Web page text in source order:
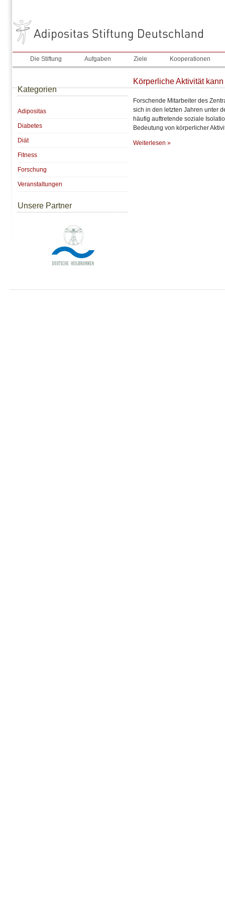
Die Stiftung Aufgaben Ziele Kooperationen
Kategorien
Adipositas
Diabetes
Diät
Fitness
Forschung
Veranstaltungen
Unsere Partner
Körperliche Aktivität
Forschende Mitarbeiter des
sich in den letzten Jahren unter
häufig auftretende soziale
Bedeutung von körperlicher
Weiterlesen »